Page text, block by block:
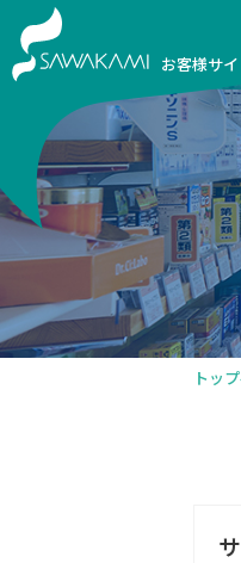
お客様サ
トッ